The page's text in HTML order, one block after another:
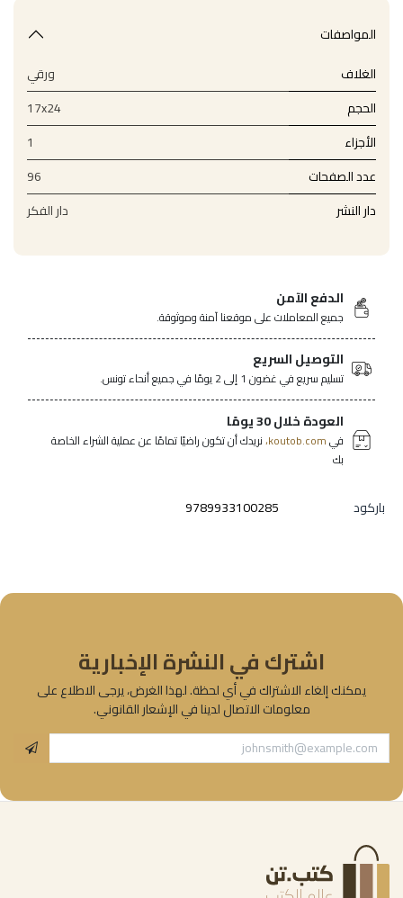
المواصفات
الغلاف
ورقي
الحجم
17x24
الأجزاء
1
عدد الصفحات
96
دار النشر
دار الفكر
الدفع الآمن
جميع المعاملات على موقعنا آمنة وموثوقة.
التوصيل السريع
تسليم سريع في غضون 1 إلى 2 يومًا في جميع أنحاء تونس.
العودة خلال 30 يومًا
فيkoutob.com، نريدك أن تكون راضيًا تمامًا عن عملية الشراء الخاصة
بك
باركود 9789933100285
اشترك في النشرة الإخبارية
يمكنك إلغاء الاشتراك في أي لحظة. لهذا الغرض، يرجى الاطلاع على
معلومات الاتصال لدينا في الإشعار القانوني.